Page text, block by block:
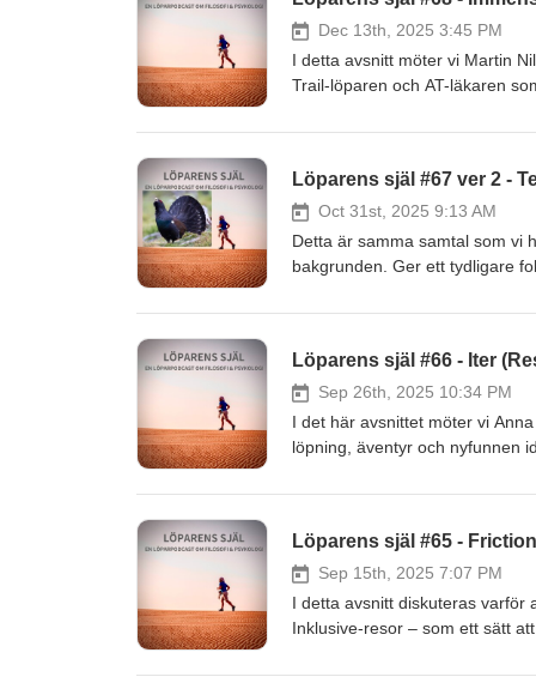
Dec 13th, 2025 3:45 PM
I detta avsnitt möter vi Martin
Trail‑löparen och AT-läkaren
minnesvärda lopp och hur
funderingar. Ni är alla varmt
mediekanaler eller via mail på
Kalman Vanky (Psykiatriker)
Löparens själ #67 ver 2 -
Oct 31st, 2025 9:13 AM
Detta är samma samtal som vi
bakgrunden. Ger ett tydligare
exponering och hur man
vardagsliv. Det finns viss risk
inkomma med tankar eller
på
som båda är löpare/ultralöpare
Löparens själ #66 - Iter
Sep 26th, 2025 10:34 PM
I det här avsnittet möter vi
löpning, äventyr och nyfunnen
den drivande kraften. Samtalet
varmt välkomna att inkomma
på
som båda är löpare/ultralöpare
Löparens själ #65 -
Sep 15th, 2025 7:07 PM
I detta avsnitt diskuteras varför
Inklusive-resor – som ett sätt
filosofiska perspektiv